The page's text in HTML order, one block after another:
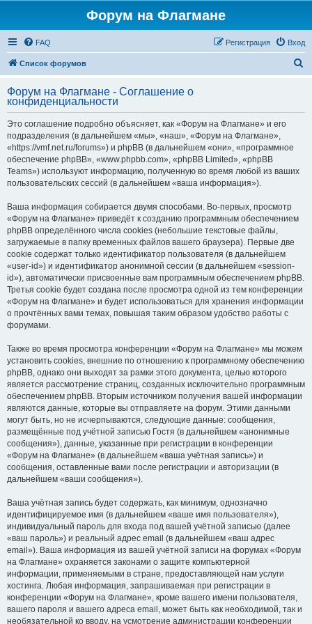
Форум на Флагмане
FAQ Вход
Регистрация
Список форумов
с
Форум на Флагмане - Соглашение о
конфиденциальности
Это соглашение подробно объясняет, как «Форум на Флагмане» и его
подразделения (в дальнейшем «мы», «наш», «Форум на Флагмане»,
«https://vmf.net.ru/forums») и phpBB (в дальнейшем «они», «программное
обеспечение phpBB», «www.phpbb.com», «phpBB Limited», «phpBB
Teams») используют информацию, полученную во время любой из ваших
пользовательских сессий (в дальнейшем «ваша информация»).
Ваша информация собирается двумя способами. Во-первых, просмотр
«Форум на Флагмане» приведёт к созданию программным обеспечением
phpBB определённого числа cookies (небольшие текстовые файлы,
загружаемые в папку временных файлов вашего браузера). Первые две
cookie содержат только идентификатор пользователя (в дальнейшем
«user-id») и идентификатор анонимной сессии (в дальнейшем «session-
id»), автоматически присвоенные вам программным обеспечением phpBB.
Третья cookie будет создана после просмотра одной из тем конференции
«Форум на Флагмане» и будет использоваться для хранения информации
о прочтённых вами темах, повышая таким образом удобство работы с
форумами.
Также во время просмотра конференции «Форум на Флагмане» мы можем
установить cookies, внешние по отношению к программному обеспечению
phpBB, однако они выходят за рамки этого документа, целью которого
является рассмотрение страниц, созданных исключительно программным
обеспечением phpBB. Вторым источником получения вашей информации
являются данные, которые вы отправляете на форум. Этими данными
могут быть, но не исчерпываются, следующие данные: сообщения,
размещённые под учётной записью Гостя (в дальнейшем «анонимные
сообщения»), данные, указанные при регистрации в конференции
«Форум на Флагмане» (в дальнейшем «ваша учётная запись») и
сообщения, оставленные вами после регистрации и авторизации (в
дальнейшем «ваши сообщения»).
Ваша учётная запись будет содержать, как минимум, однозначно
идентифицируемое имя (в дальнейшем «ваше имя пользователя»),
индивидуальный пароль для входа под вашей учётной записью (далее
«ваш пароль») и реальный адрес email (в дальнейшем «ваш адрес
email»). Ваша информация из вашей учётной записи на форумах «Форум
на Флагмане» охраняется законами о защите компьютерной
информации, применяемыми в стране, предоставляющей нам услуги
хостинга. Любая информация, запрашиваемая при регистрации в
конференции «Форум на Флагмане», кроме вашего имени пользователя,
вашего пароля и вашего адреса email, может быть как необходимой, так и
необязательной ко вводу, на усмотрение администрации конференции